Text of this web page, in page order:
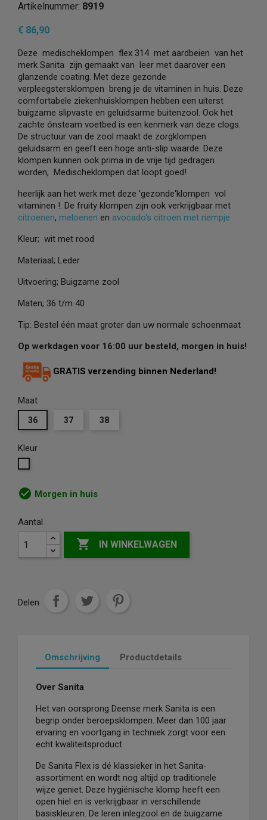
Artikelnummer: 8919
€ 86,90
Deze medischeklompen flex 314 met aardbeien van het
merk Sanita zijn gemaakt van leer met daarover een
glanzende coating. Met deze gezonde
verpleegstersklompen breng je de vitaminen in huis. Deze
comfortabele ziekenhuisklompen hebben een uiterst
buigzame slipvaste en geluidsarme buitenzool. Ook het
zachte ónsteam voetbed is een kenmerk van deze clogs.
De structuur van de zool maakt de zorgklompen
geluidsarm en geeft een hoge anti-slip waarde. Deze
klompen kunnen ook prima in de vrije tijd gedragen
worden, Medischeklompen dat loopt goed!
heerlijk aan het werk met deze 'gezonde'klompen vol
vitaminen !. De fruity klompen zijn ook verkrijgbaar met
citroenen, meloenen en avocado's citroen met riempje
Kleur; wit met rood
Materiaal; Leder
Uitvoering; Buigzame zool
Maten; 36 t/m 40
Tip: Bestel één maat groter dan uw normale schoenmaat
Op werkdagen voor 16:00 uur besteld, morgen in huis!
GRATIS verzending binnen Nederland!
Maat
36 37 38
Kleur
check_circle Morgen in huis
Aantal
 IN WINKELWAGEN
Delen
Omschrijving Productdetails
Over Sanita
Het van oorsprong Deense merk Sanita is een
begrip onder beroepsklompen. Meer dan 100 jaar
ervaring en voortgang in techniek zorgt voor een
echt kwaliteitsproduct.
De Sanita Flex is dé klassieker in het Sanita-
assortiment en wordt nog altijd op traditionele
wijze geniet. Deze hygiënische klomp heeft een
open hiel en is verkrijgbaar in verschillende
basiskleuren. De leren inlegzool en de buigzame